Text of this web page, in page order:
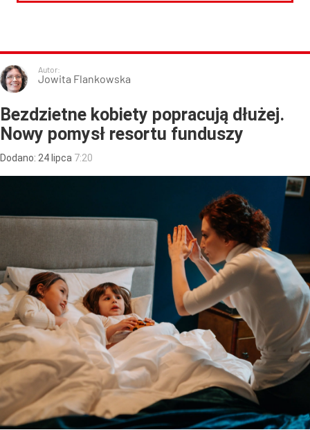
Autor:
Jowita Flankowska
Bezdzietne kobiety popracują dłużej.
Nowy pomysł resortu funduszy
Dodano: 24 lipca 7:20